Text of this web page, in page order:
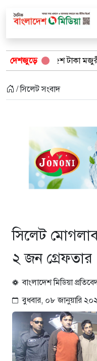
দেশজুড়ে
টাকা মজুরীর দাবীতে
/ সিলেট সংবাদ
সিলেট
২ জন গ্রেফতার
বাংলাদেশ মিডিয়া
বুধবার, ০৮ জানুয়ারি